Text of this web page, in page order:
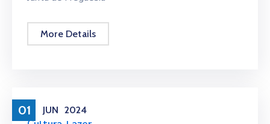
More Details
01 JUN 2024